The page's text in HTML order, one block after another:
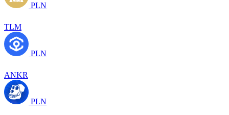
PLN
TLM
PLN
ANKR
PLN